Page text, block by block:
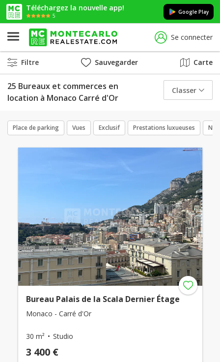
Téléchargez la nouvelle app!
5
Google Play
Se connecter
Filtre Sauvegarder Carte
25 Bureaux et commerces en
location à Monaco Carré d'Or
Classer
Place de parking Vues Exclusif Prestations luxueuses
Bureau Palais de la Scala Dernier Étage
Monaco - Carré d'Or
30 m² Studio
3 400 €